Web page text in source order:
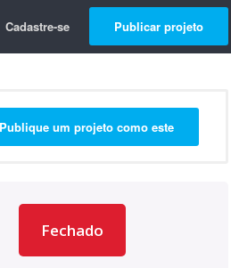
Cadastre-se Publicar projeto
Publique um projeto como este
Fechado